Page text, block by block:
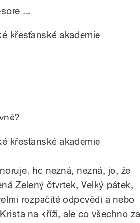
...
křesťanské akademie
křesťanské akademie
ho nezná, nezná, jo, že
Zelený čtvrtek, Velký pátek,
rozpačité odpovědi a nebo
na kříži, ale co všechno za